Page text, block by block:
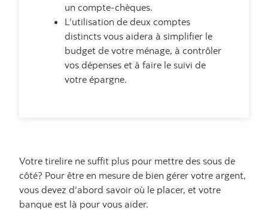
un compte-chèques.
L’utilisation de deux comptes
distincts vous aidera à simplifier le
budget de votre ménage, à contrôler
vos dépenses et à faire le suivi de
votre épargne.
Votre tirelire ne suffit plus pour mettre des sous de
côté? Pour être en mesure de bien gérer votre argent,
vous devez d’abord savoir où le placer, et votre
banque est là pour vous aider.